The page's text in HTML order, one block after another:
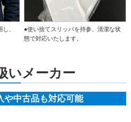
、
●使い捨てスリッパを持参、清潔な状
態で対応いたします。
いメーカー
や中古品も対応可能